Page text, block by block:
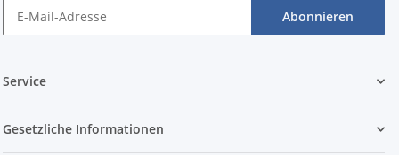
Abonnieren
Service
Gesetzliche Informationen